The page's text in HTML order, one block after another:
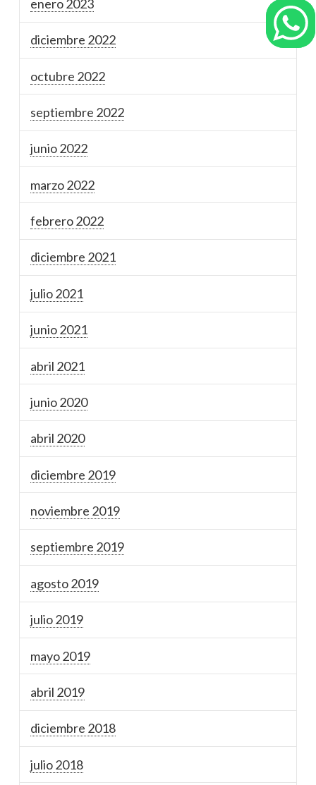
enero 2023
diciembre 2022
octubre 2022
septiembre 2022
junio 2022
marzo 2022
febrero 2022
diciembre 2021
julio 2021
junio 2021
abril 2021
junio 2020
abril 2020
diciembre 2019
noviembre 2019
septiembre 2019
agosto 2019
julio 2019
mayo 2019
abril 2019
diciembre 2018
julio 2018